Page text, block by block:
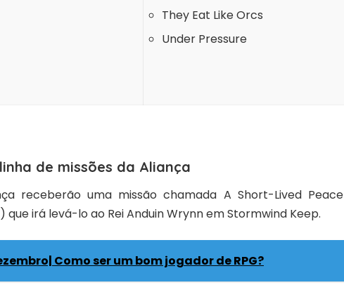
They Eat Like Orcs
Under Pressure
de missões da Aliança
çareceberão uma missãochamada A Short-Lived Peace
queirá levá-lo ao Rei Anduin Wrynn em Stormwind Keep.
Como ser um bom jogador de RPG?